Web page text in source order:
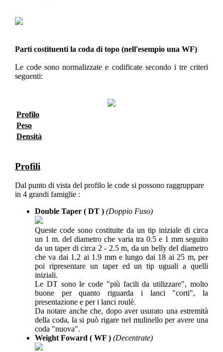
Parti costituenti la coda di topo (nell'esempio una WF)
Le code sono normalizzate e codificate secondo i tre criteri
seguenti:
Profilo
Peso
Densità
Profili
Dal punto di vista del profilo le code si possono raggruppare
in 4 grandi famiglie :
Double Taper ( DT ) (Doppio Fuso)
Queste code sono costituite da un tip iniziale di circa
un 1 m. del diametro che varia tra 0.5 e 1 mm seguito
da un taper di circa 2 - 2.5 m, da un belly del diametro
che va dai 1.2 ai 1.9 mm e lungo dai 18 ai 25 m, per
poi ripresentare un taper ed un tip uguali a quelli
iniziali.
Le DT sono le code "più facili da utilizzare", molto
buone per quanto riguarda i lanci "corti", la
presentazione e per i lanci roulè.
Da notare anche che, dopo aver usurato una estremità
della coda, la si può rigare nel mulinello per avere una
coda "nuova".
Weight Foward ( WF ) (Decentrate)